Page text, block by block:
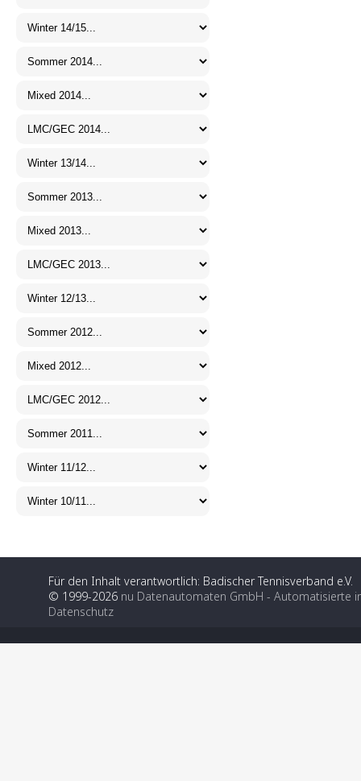
Für den Inhalt verantwortlich: Badischer Tennisverband e.V.
© 1999-2026 nu Datenautomaten GmbH - Automatisierte
Datenschutz